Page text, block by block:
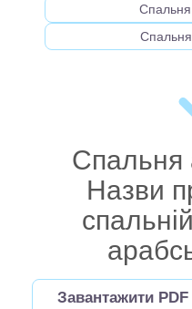
Спальня
Назви
Завантажити PDF